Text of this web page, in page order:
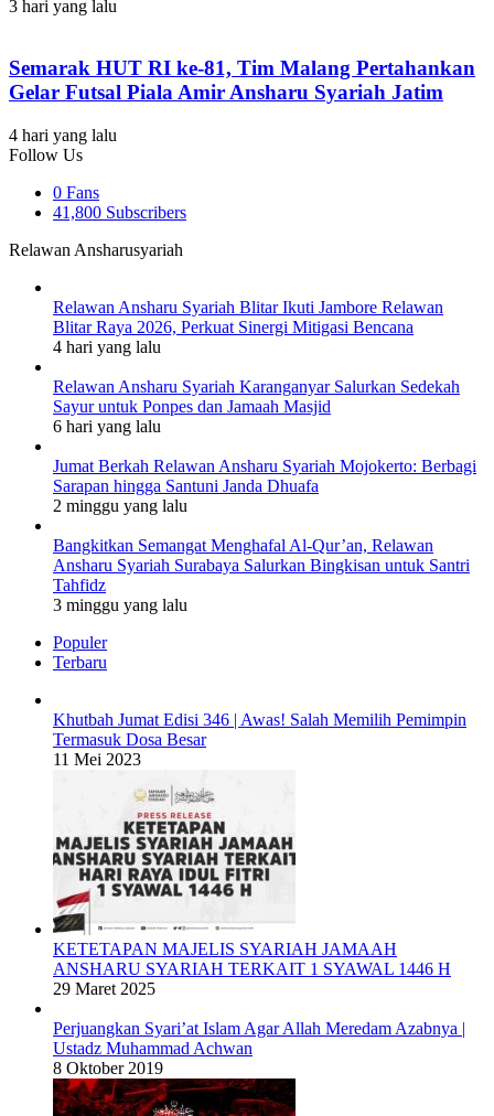
3 hari yang lalu
Semarak HUT RI ke-81, Tim Malang Pertahankan
Gelar Futsal Piala Amir Ansharu Syariah Jatim
4 hari yang lalu
Follow Us
0 Fans
41,800 Subscribers
Relawan Ansharusyariah
Relawan Ansharu Syariah Blitar Ikuti Jambore Relawan
Blitar Raya 2026, Perkuat Sinergi Mitigasi Bencana
4 hari yang lalu
Relawan Ansharu Syariah Karanganyar Salurkan Sedekah
Sayur untuk Ponpes dan Jamaah Masjid
6 hari yang lalu
Jumat Berkah Relawan Ansharu Syariah Mojokerto: Berbagi
Sarapan hingga Santuni Janda Dhuafa
2 minggu yang lalu
Bangkitkan Semangat Menghafal Al-Qur’an, Relawan
Ansharu Syariah Surabaya Salurkan Bingkisan untuk Santri
Tahfidz
3 minggu yang lalu
Populer
Terbaru
Khutbah Jumat Edisi 346 | Awas! Salah Memilih Pemimpin
Termasuk Dosa Besar
11 Mei 2023
KETETAPAN MAJELIS SYARIAH JAMAAH
ANSHARU SYARIAH TERKAIT 1 SYAWAL 1446 H
29 Maret 2025
Perjuangkan Syari’at Islam Agar Allah Meredam Azabnya |
Ustadz Muhammad Achwan
8 Oktober 2019